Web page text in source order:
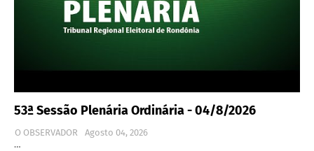
53ª Sessão Plenária Ordinária - 04/8/2026
O OBSERVADOR
Agosto 04, 2026
…